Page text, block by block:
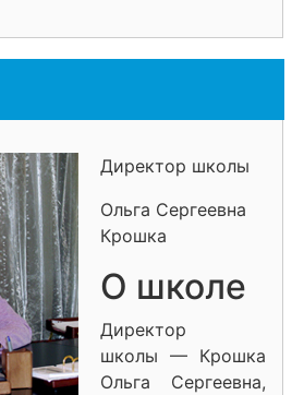
Директор школы
Ольга Сергеевна
Крошка
О школе
Директор
школы — Крошка
Ольга Сергеевна,